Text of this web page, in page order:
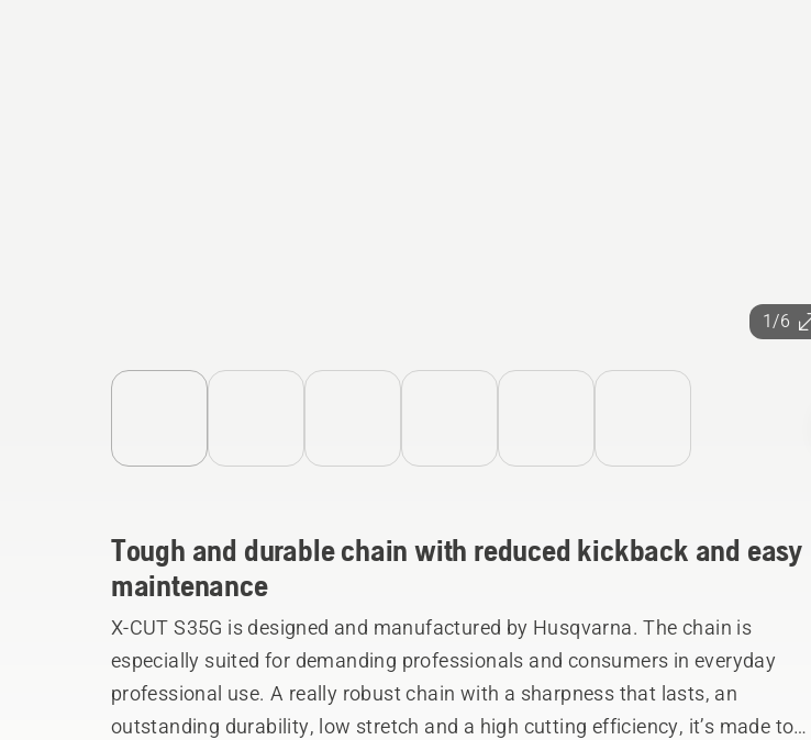
1/6
Tough and durable chain with reduced kickback and easy
maintenance
X-CUT S35G is designed and manufactured by Husqvarna. The chain is
especially suited for demanding professionals and consumers in everyday
professional use. A really robust chain with a sharpness that lasts, an
outstanding durability, low stretch and a high cutting efficiency, it’s made to